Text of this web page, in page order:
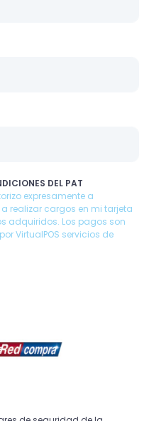
DEL PAT
expresamente a
a realizar cargos en mi tarjeta
adquiridos. Los pagos son
VirtualPOS servicios de